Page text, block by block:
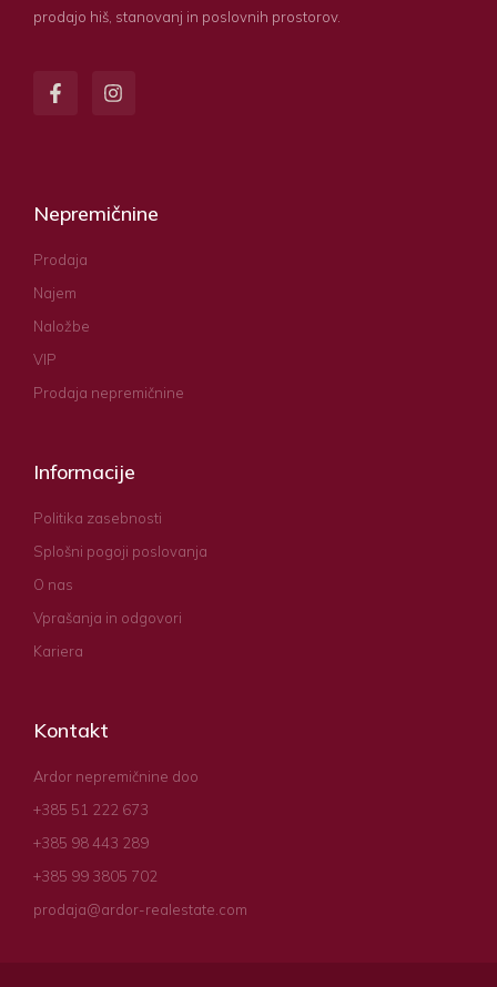
prodajo hiš, stanovanj in poslovnih prostorov.
Nepremičnine
Prodaja
Najem
Naložbe
VIP
Prodaja nepremičnine
Informacije
Politika zasebnosti
Splošni pogoji poslovanja
O nas
Vprašanja in odgovori
Kariera
Kontakt
Ardor nepremičnine doo
+385 51 222 673
+385 98 443 289
+385 99 3805 702
prodaja@ardor-realestate.com